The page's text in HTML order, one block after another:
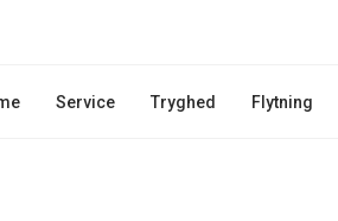
Service Tryghed Flytning